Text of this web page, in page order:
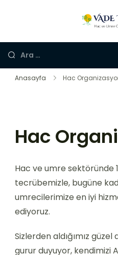
Arama:
Anasayfa Hac
Hac
Hac ve umre sektöründe
tecrübemizle, bugüne
umrecilerimize en iyi
ediyoruz.
Sizlerden aldığımız
gurur duyuyor, kendimizi